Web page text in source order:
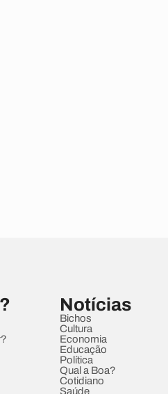
Notícias
Bichos
Cultura
Economia
Educação
Política
Qual a Boa?
Cotidiano
Saúde